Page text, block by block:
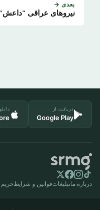
بعدی →
نیروهای عراقی “داعش”
دریافت از
Google Play
درباره ماتبلیغاتقوانین و شرایط